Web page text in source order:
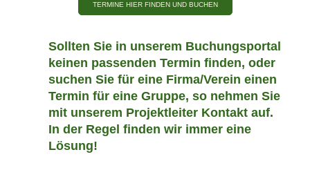
TERMINE HIER FINDEN UND BUCHEN
Sollten Sie in unserem Buchungsportal
keinen passenden Termin finden, oder
suchen Sie für eine Firma/Verein einen
Termin für eine Gruppe, so nehmen Sie
mit unserem Projektleiter Kontakt auf.
In der Regel finden wir immer eine
Lösung!